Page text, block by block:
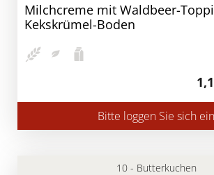
Milchcreme mit Waldbeer-
Kekskrümel-Boden
Bitte loggen Sie sich ein
10 - Butterkuchen